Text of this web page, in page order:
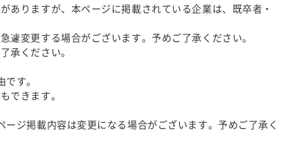
りますが、本ページに掲載されている企業は、既卒者・
変更する場合がございます。予めご了承ください。
承ください。
す。
できます。
ジ掲載内容は変更になる場合がございます。予めご了承く